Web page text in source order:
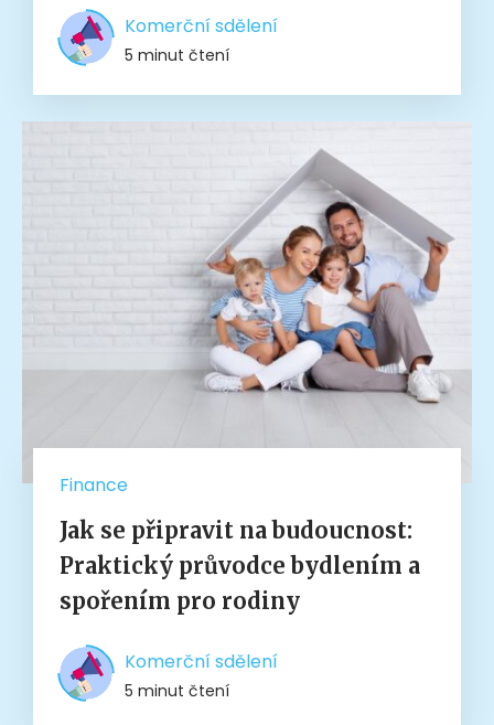
Komerční sdělení
5 minut čtení
Finance
Jak se připravit na budoucnost:
Praktický průvodce bydlením a
spořením pro rodiny
Komerční sdělení
5 minut čtení